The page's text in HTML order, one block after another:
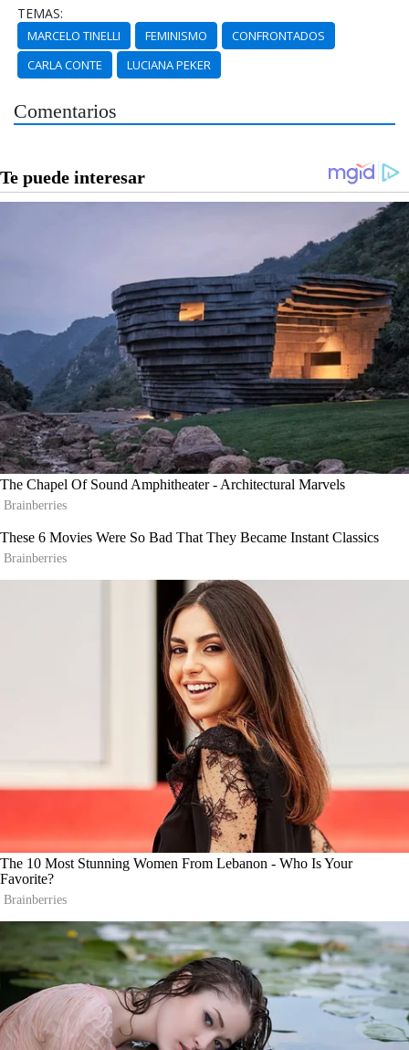
TEMAS:
MARCELO TINELLI FEMINISMO
CONFRONTADOS
CARLA CONTE
LUCIANA PEKER
Comentarios